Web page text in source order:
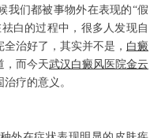
我们都被事物外在表现的“假
白的过程中，很多人发现自
治好了，其实并不是， 白癜
，而今天武汉 白癜风 医院金云
疗的意义。